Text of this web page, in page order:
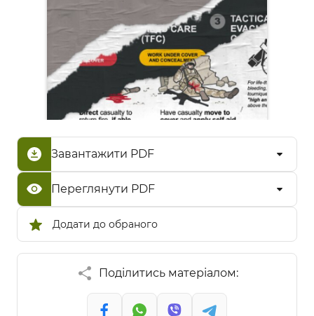
Додати до обраного
Завантажити PDF
Переглянути PDF
Поділитись матеріалом: